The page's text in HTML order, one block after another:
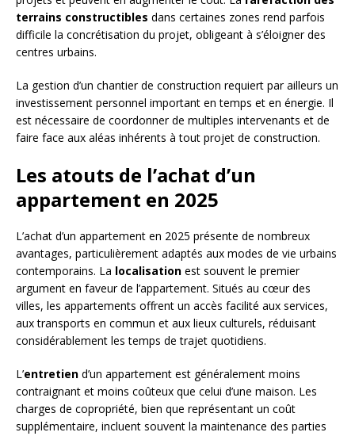
terrains constructibles dans certaines zones rend parfois
difficile la concrétisation du projet, obligeant à s’éloigner des
centres urbains.
La gestion d’un chantier de construction requiert par ailleurs un
investissement personnel important en temps et en énergie. Il
est nécessaire de coordonner de multiples intervenants et de
faire face aux aléas inhérents à tout projet de construction.
Les atouts de l’achat d’un
appartement en 2025
L’achat d’un appartement en 2025 présente de nombreux
avantages, particulièrement adaptés aux modes de vie urbains
contemporains. La localisation est souvent le premier
argument en faveur de l’appartement. Situés au cœur des
villes, les appartements offrent un accès facilité aux services,
aux transports en commun et aux lieux culturels, réduisant
considérablement les temps de trajet quotidiens.
L’entretien d’un appartement est généralement moins
contraignant et moins coûteux que celui d’une maison. Les
charges de copropriété, bien que représentant un coût
supplémentaire, incluent souvent la maintenance des parties